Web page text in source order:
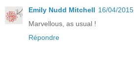
Emily Nudd Mitchell 16/04/
Marvellous, as usual !
Répondre